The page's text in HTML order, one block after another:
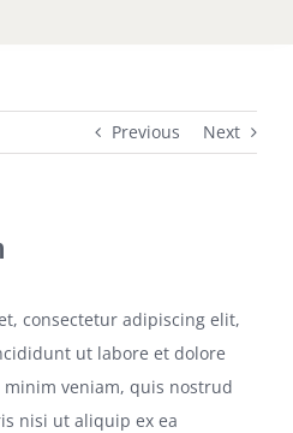
Previous Next
consectetur adipiscing elit,
ut labore et dolore
veniam, quis nostrud
nisi ut aliquip ex ea